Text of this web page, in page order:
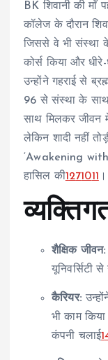
BK शिवानी की माँ
कॉलेज के दौरान
जिससे वे भी संस्था
कोर्स किया और
उन्होंने गहराई से
96 से संस्था के साथ
साथ मिलकर जीवन
लेकिन शादी नहीं
‘Awakening
हासिल की1 271011 ।
शैक्षिक जीवन:
यूनिवर्सिटी
कैरियर:
भी काम
कंपनी चलाई1